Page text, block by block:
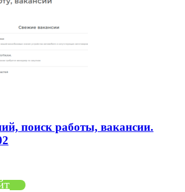
поиск работы, вакансии.